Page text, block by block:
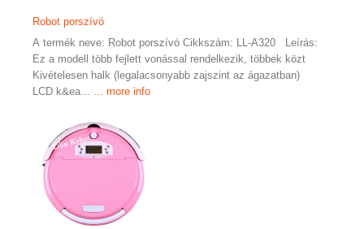
Robot porszívó
A termék neve: Robot porszívó Cikkszám: LL-A320 Leírás:
Ez a modell több fejlett vonással rendelkezik, többek közt
Kivételesen halk (legalacsonyabb zajszint az ágazatban)
LCD k&ea...
... more info